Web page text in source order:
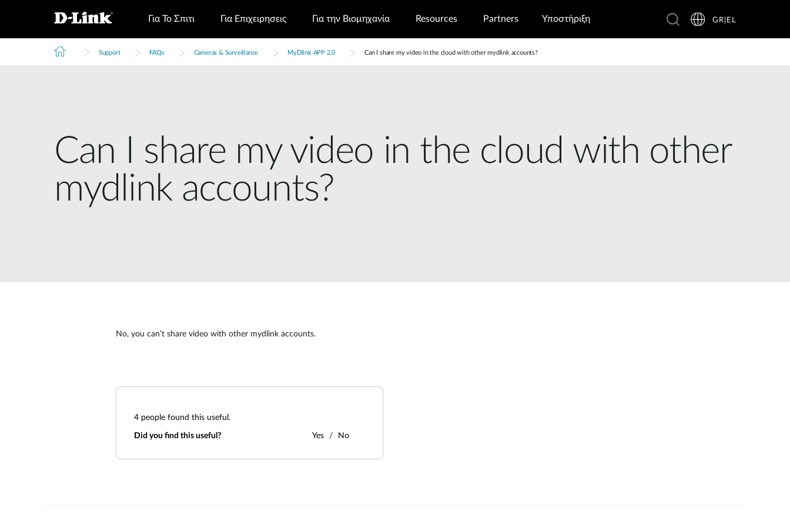
Για Το Σπιτι Για Επιχειρησεις Για την Βιομηχανία Resources Partners Υποστήριξη GR|EL
Support FAQs Cameras & Surveillance MyDlink APP 2.0 Can I share my video in the cloud with other mydlink accounts?
Can I share my video in the cloud with other
mydlink accounts?
No, you can’t share video with other mydlink accounts.
4 people found this useful.
Did you find this useful? Yes No